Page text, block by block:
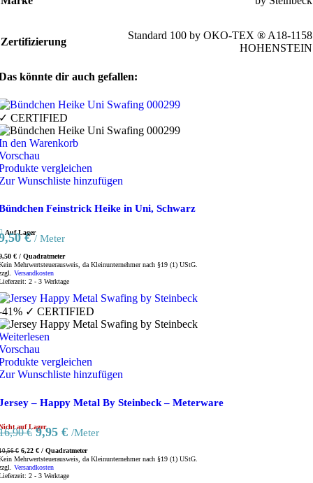
Zertifizierung
Standard 100 by OKO-TEX ® A18-1158
HOHENSTEIN
könnte dir auch gefallen:
CERTIFIED
den Warenkorb
vergleichen
Wunschliste hinzufügen
Feinstrick Heike in Uni, Schwarz
Auf Lager
€ / Meter
€ / Quadratmeter
Mehrwertsteuerausweis, da Kleinunternehmer nach §19 (1) UStG.
Versandkosten
2 - 3 Werktage
41% ✓ CERTIFIED
vergleichen
Wunschliste hinzufügen
– Happy Metal By Steinbeck – Meterware
auf Lager
€ Ursprünglicher
Preis
war:
16,90 €
9,95 €Aktueller
Preis
ist:
9,95 €.
/Meter
€ 6,22 € / Quadratmeter
Mehrwertsteuerausweis, da Kleinunternehmer nach §19 (1) UStG.
Versandkosten
2 - 3 Werktage